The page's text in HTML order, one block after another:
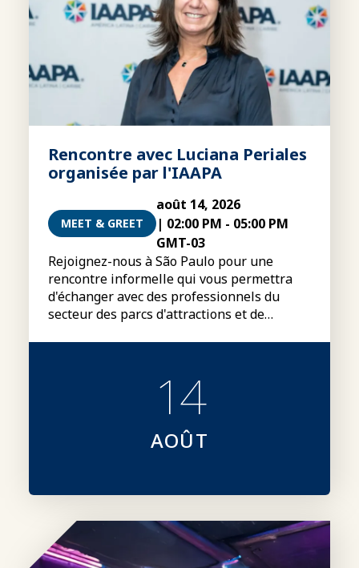
Rencontre avec Luciana Periales
organisée par l'IAAPA
MEET & GREET
août 14, 2026
| 02:00 PM - 05:00 PM
GMT-03
Rejoignez-nous à São Paulo pour une
rencontre informelle qui vous permettra
d'échanger avec des professionnels du
secteur des parcs d'attractions et de
14
AOÛT